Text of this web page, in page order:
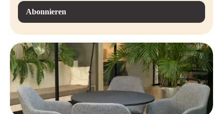
Abonnieren